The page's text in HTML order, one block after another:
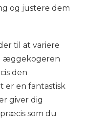
og justere dem
til at variere
æggekogeren
den
er en fantastisk
giver dig
som du